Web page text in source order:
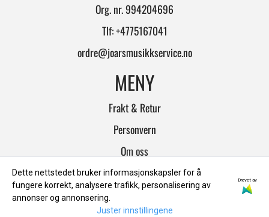
Org. nr. 994204696
Tlf:+4775167041
ordre@joarsmusikkservice.no
MENY
Frakt & Retur
Personvern
Om oss
Salgsbetingelser
INFO
Dette nettstedet bruker informasjonskapsler for å
fungere korrekt, analysere trafikk, personalisering av
annonser og annonsering.
Drevet av
Juster innstillingene